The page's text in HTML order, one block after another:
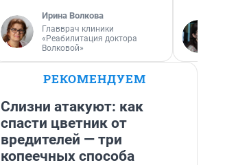
Ирина Волкова
Главврач клиники
«Реабилитация доктора
Волковой»
РЕКОМЕНДУЕМ
Слизни атакуют: как
спасти цветник от
вредителей — три
копеечных способа